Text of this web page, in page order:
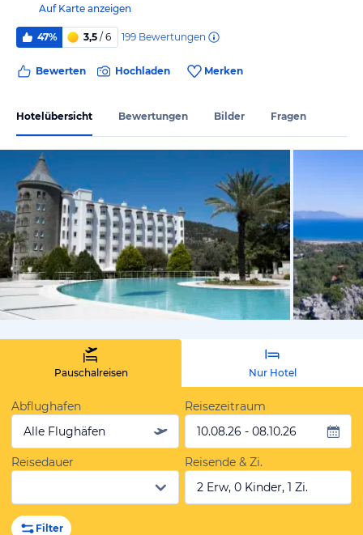
Auf Karte anzeigen
47% 3,5 / 6 199 Bewertungen
Bewerten Hochladen Merken
Hotelübersicht Bewertungen Bilder Fragen
vom
Pauschalreisen Nur Hotel
Abflughafen
Alle Flughäfen
Reisezeitraum
10.08.26 - 08.10.26
Reisedauer
Reisende & Zi.
2 Erw, 0 Kinder, 1 Zi.
Filter